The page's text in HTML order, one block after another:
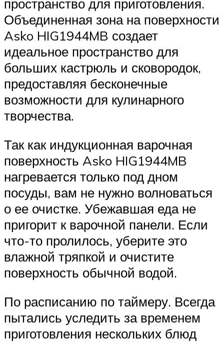
пространство для приготовления.
Объединенная зона на поверхности
Asko HIG1944MB создает
идеальное пространство для
больших кастрюль и сковородок,
предоставляя бесконечные
возможности для кулинарного
творчества.
Так как индукционная варочная
поверхность Asko HIG1944MB
нагревается только под дном
посуды, вам не нужно волноваться
о ее очистке. Убежавшая еда не
пригорит к варочной панели. Если
что-то пролилось, уберите это
влажной тряпкой и очистите
поверхность обычной водой.
По расписанию по таймеру. Всегда
пытались уследить за временем
приготовления нескольких блюд